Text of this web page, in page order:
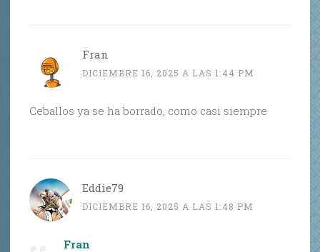
Fran
DICIEMBRE 16, 2025 A LAS 1:44 PM
Ceballos ya se ha borrado, como casi siempre
Eddie79
DICIEMBRE 16, 2025 A LAS 1:48 PM
Fran: